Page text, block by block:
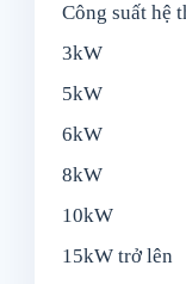
Công suất hệ
3kW
5kW
6kW
8kW
10kW
15kW trở lên